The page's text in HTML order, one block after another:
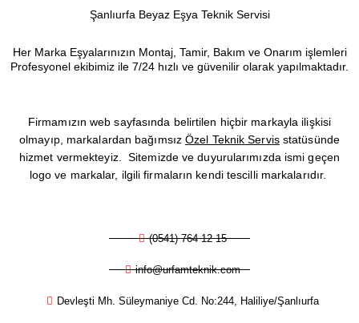
Şanlıurfa Beyaz Eşya Teknik Servisi
Her Marka Eşyalarınızın Montaj, Tamir, Bakım ve Onarım işlemleri
Profesyonel ekibimiz ile 7/24 hızlı ve güvenilir olarak yapılmaktadır.
Firmamızın web sayfasında belirtilen hiçbir markayla ilişkisi
olmayıp, markalardan bağımsızÖzel Teknik Servisstatüsünde
hizmet vermekteyiz. Sitemizde ve duyurularımızda ismi geçen
logo ve markalar, ilgili firmaların kendi tescilli markalarıdır.
(0541) 764 12 15
info@urfamteknik.com
Devleşti Mh. Süleymaniye Cd. No:244, Haliliye/Şanlıurfa